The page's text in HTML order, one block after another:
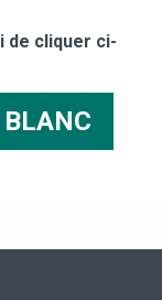
de cliquer ci-